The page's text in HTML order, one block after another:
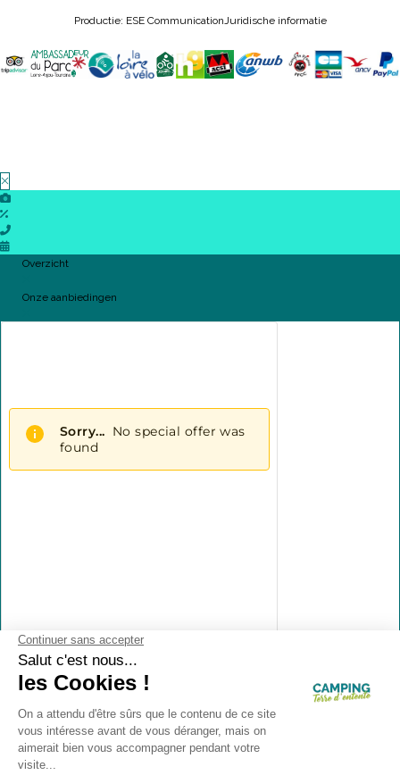
Productie: ESE Communication Juridische informatie
Overzicht
Onze aanbiedingen